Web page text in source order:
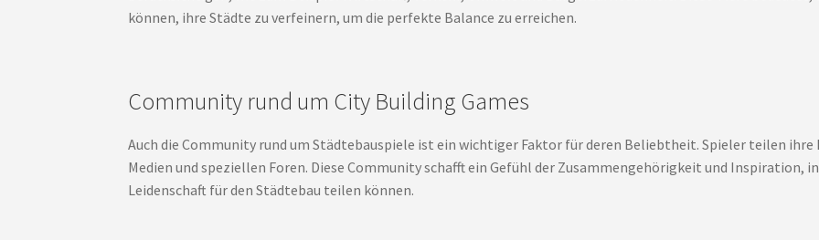
können, ihre Städte zu verfeinern, um die perfekte Balance zu erreichen.
Community rund um City Building Games
Auch die Community rund um Städtebauspiele ist ein wichtiger Faktor für deren Beliebtheit. Spieler teilen
Medien und speziellen Foren. Diese Community schafft ein Gefühl der Zusammengehörigkeit und Inspiration,
Leidenschaft für den Städtebau teilen können.